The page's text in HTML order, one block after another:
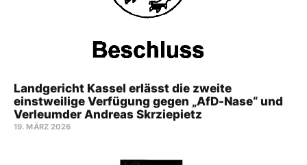
Landgericht Kassel erlässt die zweite
einstweilige Verfügung gegen „AfD-Nase“ und
Verleumder Andreas Skrziepietz
19. MÄRZ 2026